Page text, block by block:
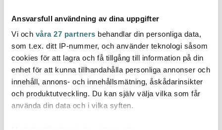
Ansvarsfull användning av dina uppgifter
Vi och våra 27 partners behandlar din personliga data,
som t.ex. ditt IP-nummer, och använder teknologi såsom
cookies för att lagra och få tillgång till information på din
enhet för att kunna tillhandahålla personliga annonser och
innehåll, annons- och innehållsmätning, åskådarinsikter
och produktutveckling. Du kan själv välja vilka som får
använda din data och i vilka syften.
Dottir
Pipanella ljushållare
vägg 11,5 cm midnight
519 kr
Dottir
Pipanella Flower vas
12,5 cm vit
339 kr